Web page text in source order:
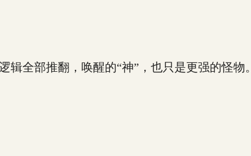
全部推翻，唤醒的“神”，也只是更强的怪物。